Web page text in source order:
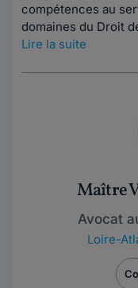
compétences au
domaines du Droit
Lire la suite
Maître
Avocat
Loire-